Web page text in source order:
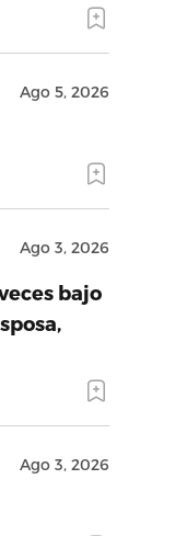
Ago 5, 2026
Ago 3, 2026
bajo
Ago 3, 2026